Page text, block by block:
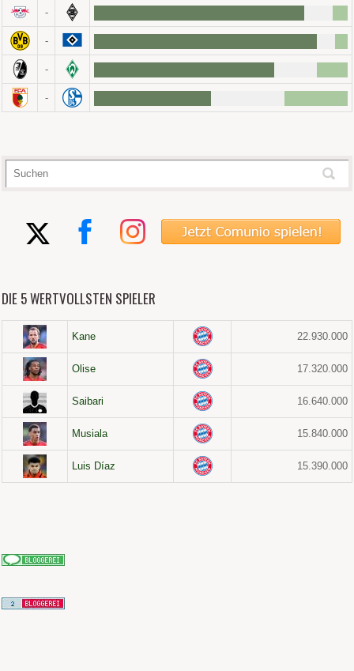
-
-
-
-
DIE 5 WERTVOLLSTEN SPIELER
Kane 22.930.000
Olise 17.320.000
Saibari 16.640.000
Musiala 15.840.000
Luis Díaz 15.390.000